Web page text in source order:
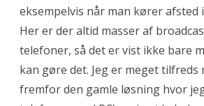
eksempelvis når man kører afsted
Her er der altid masser af
telefoner, så det er vist ikke bare
kan gøre det. Jeg er meget tilfreds
fremfor den gamle løsning hvor